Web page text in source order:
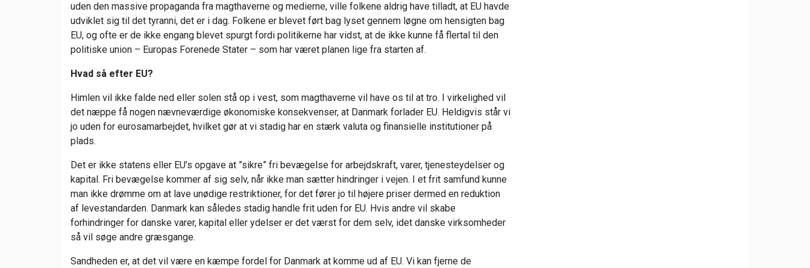
uden den massive propaganda fra magthaverne og medierne, ville folkene aldrig have tilladt, at EU havde
udviklet sig til det tyranni, det er i dag. Folkene er blevet ført bag lyset gennem løgne om hensigten bag
EU, og ofte er de ikke engang blevet spurgt fordi politikerne har vidst, at de ikke kunne få flertal til den
politiske union – Europas Forenede Stater – som har været planen lige fra starten af.
Hvad så efter EU?
Himlen vil ikke falde ned eller solen stå op i vest, som magthaverne vil have os til at tro. I virkelighed vil
det næppe få nogen nævneværdige økonomiske konsekvenser, at Danmark forlader EU. Heldigvis står vi
jo uden for eurosamarbejdet, hvilket gør at vi stadig har en stærk valuta og finansielle institutioner på
plads.
Det er ikke statens eller EU’s opgave at ”sikre” fri bevægelse for arbejdskraft, varer, tjenesteydelser og
kapital. Fri bevægelse kommer af sig selv, når ikke man sætter hindringer i vejen. I et frit samfund kunne
man ikke drømme om at lave unødige restriktioner, for det fører jo til højere priser dermed en reduktion
af levestandarden. Danmark kan således stadig handle frit uden for EU. Hvis andre vil skabe
forhindringer for danske varer, kapital eller ydelser er det værst for dem selv, idet danske virksomheder
så vil søge andre græsgange.
Sandheden er, at det vil være en kæmpe fordel for Danmark at komme ud af EU. Vi kan fjerne de